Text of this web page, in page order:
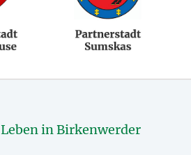
Leben in Birkenwerder